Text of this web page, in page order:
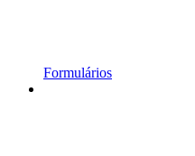
Formulários